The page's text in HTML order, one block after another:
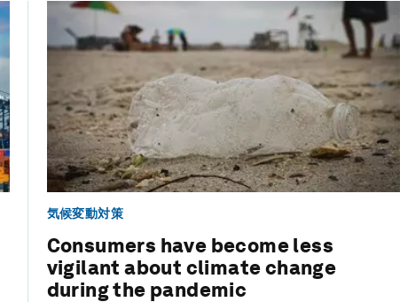
気候変動対策
Consumers have become less
vigilant about climate change
during the pandemic